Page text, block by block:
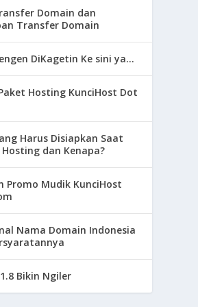
Domain dan
Transfer Domain
DiKagetin Ke sini ya…
Hosting KunciHost Dot
Harus Disiapkan Saat
Hosting dan Kenapa?
Promo Mudik KunciHost
Nama Domain Indonesia
Bikin Ngiler